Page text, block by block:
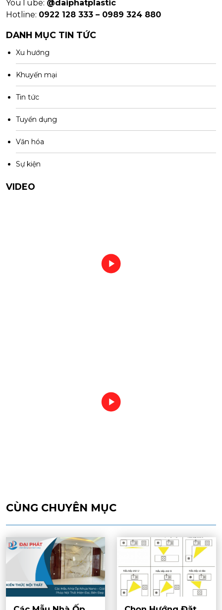
YouTube: @daiphatplastic
Hotline: 0922 128 333 – 0989 324 880
DANH MỤC TIN TỨC
Xu hướng
Khuyến mại
Tin tức
Tuyển dụng
Văn hóa
Sự kiện
VIDEO
CÙNG CHUYÊN MỤC